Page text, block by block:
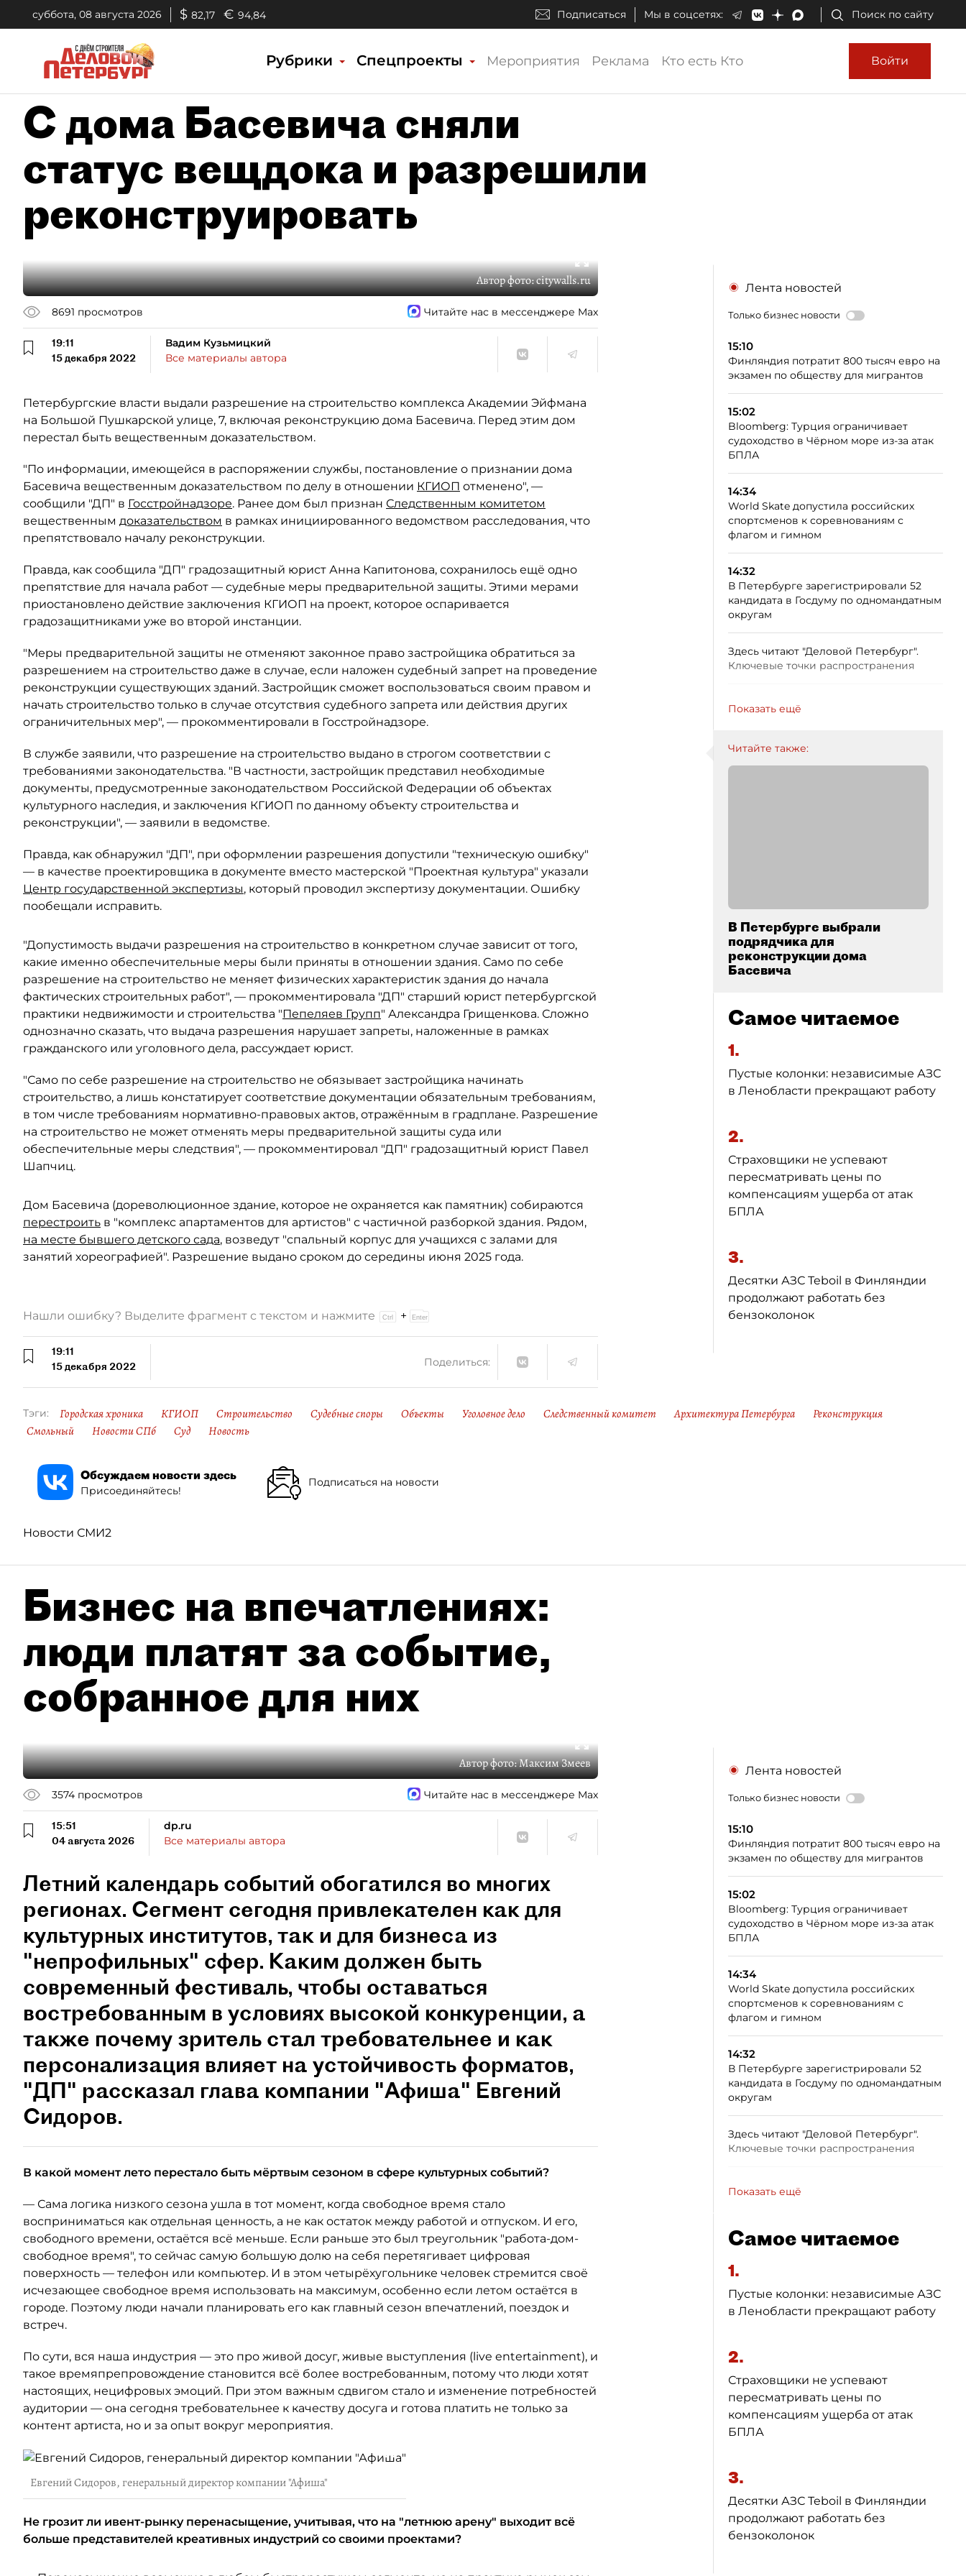
суббота, 08 августа 2026 $ 82,17 € 94,84 Подписаться Мы в соцсетях: Поиск по сайту
Рубрики Спецпроекты Мероприятия Реклама Кто есть Кто Войти
С дома Басевича сняли
статус вещдока и разрешили
реконструировать
Автор фото:citywalls.ru
8691 просмотров Читайте нас в мессенджере Max
19:11
15 декабря 2022
Вадим Кузьмицкий
Все материалы автора
Петербургские власти выдали разрешение на строительство комплекса Академии Эйфмана
на Большой Пушкарской улице, 7, включая реконструкцию дома Басевича. Перед этим дом
перестал быть вещественным доказательством.
"По информации, имеющейся в распоряжении службы, постановление о признании дома
Басевича вещественным доказательством по делу в отношении КГИОП отменено", —
сообщили "ДП" в Госстройнадзоре. Ранее дом был признан Следственным комитетом
вещественным доказательством в рамках инициированного ведомством расследования, что
препятствовало началу реконструкции.
Правда, как сообщила "ДП" градозащитный юрист Анна Капитонова, сохранилось ещё одно
препятствие для начала работ — судебные меры предварительной защиты. Этими мерами
приостановлено действие заключения КГИОП на проект, которое оспаривается
градозащитниками уже во второй инстанции.
"Меры предварительной защиты не отменяют законное право застройщика обратиться за
разрешением на строительство даже в случае, если наложен судебный запрет на проведение
реконструкции существующих зданий. Застройщик сможет воспользоваться своим правом и
начать строительство только в случае отсутствия судебного запрета или действия других
ограничительных мер", — прокомментировали в Госстройнадзоре.
В службе заявили, что разрешение на строительство выдано в строгом соответствии с
требованиями законодательства. "В частности, застройщик представил необходимые
документы, предусмотренные законодательством Российской Федерации об объектах
культурного наследия, и заключения КГИОП по данному объекту строительства и
реконструкции", — заявили в ведомстве.
Правда, как обнаружил "ДП", при оформлении разрешения допустили "техническую ошибку"
— в качестве проектировщика в документе вместо мастерской "Проектная культура" указали
Центр государственной экспертизы, который проводил экспертизу документации. Ошибку
пообещали исправить.
"Допустимость выдачи разрешения на строительство в конкретном случае зависит от того,
какие именно обеспечительные меры были приняты в отношении здания. Само по себе
разрешение на строительство не меняет физических характеристик здания до начала
фактических строительных работ", — прокомментировала "ДП" старший юрист петербургской
практики недвижимости и строительства "Пепеляев Групп" Александра Грищенкова. Сложно
однозначно сказать, что выдача разрешения нарушает запреты, наложенные в рамках
гражданского или уголовного дела, рассуждает юрист.
"Само по себе разрешение на строительство не обязывает застройщика начинать
строительство, а лишь констатирует соответствие документации обязательным требованиям,
в том числе требованиям нормативно-правовых актов, отражённым в градплане. Разрешение
на строительство не может отменять меры предварительной защиты суда или
обеспечительные меры следствия", — прокомментировал "ДП" градозащитный юрист Павел
Шапчиц.
Дом Басевича (дореволюционное здание, которое не охраняется как памятник) собираются
перестроить в "комплекс апартаментов для артистов" с частичной разборкой здания. Рядом,
на месте бывшего детского сада, возведут "спальный корпус для учащихся с залами для
занятий хореографией". Разрешение выдано сроком до середины июня 2025 года.
Лента новостей
Только бизнес новости
15:10
Финляндия потратит 800 тысяч евро на
экзамен по обществу для мигрантов
15:02
Bloomberg: Турция ограничивает
судоходство в Чёрном море из-за атак
БПЛА
14:34
World Skate допустила российских
спортсменов к соревнованиям с
флагом и гимном
14:32
В Петербурге зарегистрировали 52
кандидата в Госдуму по одномандатным
округам
Здесь читают "Деловой Петербург".
Ключевые точки распространения
Показать ещё
Читайте также:
В Петербурге выбрали
подрядчика для
реконструкции дома
Басевича
Самое читаемое
1.
Пустые колонки: независимые АЗС
в Ленобласти прекращают работу
2.
Страховщики не успевают
пересматривать цены по
компенсациям ущерба от атак
БПЛА
3.
Десятки АЗС Teboil в Финляндии
продолжают работать без
бензоколонок
Нашли ошибку? Выделите фрагмент с текстом и нажмите +
19:11
15 декабря 2022
Поделиться:
Тэги: Городская хроника КГИОП Строительство Судебные споры Объекты Уголовное дело Следственный комитет Архитектура Петербурга
Реконструкция
Смольный
Новости СПб Суд Новость
Обсуждаем новости здесь
Присоединяйтесь!
Подписаться на новости
Новости СМИ2
Бизнес на впечатлениях:
люди платят за событие,
собранное для них
Автор фото:Максим Змеев
3574 просмотров Читайте нас в мессенджере Max
15:51
04 августа 2026
dp.ru
Все материалы автора
Летний календарь событий обогатился во многих
регионах. Сегмент сегодня привлекателен как для
культурных институтов, так и для бизнеса из
"непрофильных" сфер. Каким должен быть
современный фестиваль, чтобы оставаться
востребованным в условиях высокой конкуренции, а
также почему зритель стал требовательнее и как
персонализация влияет на устойчивость форматов,
"ДП" рассказал глава компании "Афиша" Евгений
Сидоров.
В какой момент лето перестало быть мёртвым сезоном в сфере культурных событий?
— Сама логика низкого сезона ушла в тот момент, когда свободное время стало
восприниматься как отдельная ценность, а не как остаток между работой и отпуском. И его,
свободного времени, остаётся всё меньше. Если раньше это был треугольник "работа-дом-
свободное время", то сейчас самую большую долю на себя перетягивает цифровая
поверхность — телефон или компьютер. И в этом четырёхугольнике человек стремится своё
исчезающее свободное время использовать на максимум, особенно если летом остаётся в
городе. Поэтому люди начали планировать его как главный сезон впечатлений, поездок и
встреч.
По сути, вся наша индустрия — это про живой досуг, живые выступления (live entertainment), и
такое времяпрепровождение становится всё более востребованным, потому что люди хотят
настоящих, нецифровых эмоций. При этом важным сдвигом стало и изменение потребностей
аудитории — она сегодня требовательнее к качеству досуга и готова платить не только за
контент артиста, но и за опыт вокруг мероприятия.
Евгений Сидоров, генеральный директор компании "Афиша"
Не грозит ли ивент-рынку перенасыщение, учитывая, что на "летнюю арену" выходит всё
больше представителей креативных индустрий со своими проектами?
Лента новостей
Только бизнес новости
15:10
Финляндия потратит 800 тысяч евро на
экзамен по обществу для мигрантов
15:02
Bloomberg: Турция ограничивает
судоходство в Чёрном море из-за атак
БПЛА
14:34
World Skate допустила российских
спортсменов к соревнованиям с
флагом и гимном
14:32
В Петербурге зарегистрировали 52
кандидата в Госдуму по одномандатным
округам
Здесь читают "Деловой Петербург".
Ключевые точки распространения
Показать ещё
Самое читаемое
1.
Пустые колонки: независимые АЗС
в Ленобласти прекращают работу
2.
Страховщики не успевают
пересматривать цены по
компенсациям ущерба от атак
БПЛА
3.
Десятки АЗС Teboil в Финляндии
продолжают работать без
бензоколонок